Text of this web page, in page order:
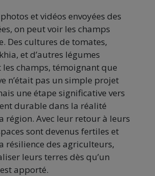
et vidéos envoyées des
on peut voir les champs
Des cultures de tomates,
et d’autres légumes
champs, témoignant que
n’était pas un simple projet
une étape significative vers
durable dans la réalité
région. Avec leur retour à leurs
sont devenus fertiles et
résilience des agriculteurs,
leurs terres dès qu’un
apporté.